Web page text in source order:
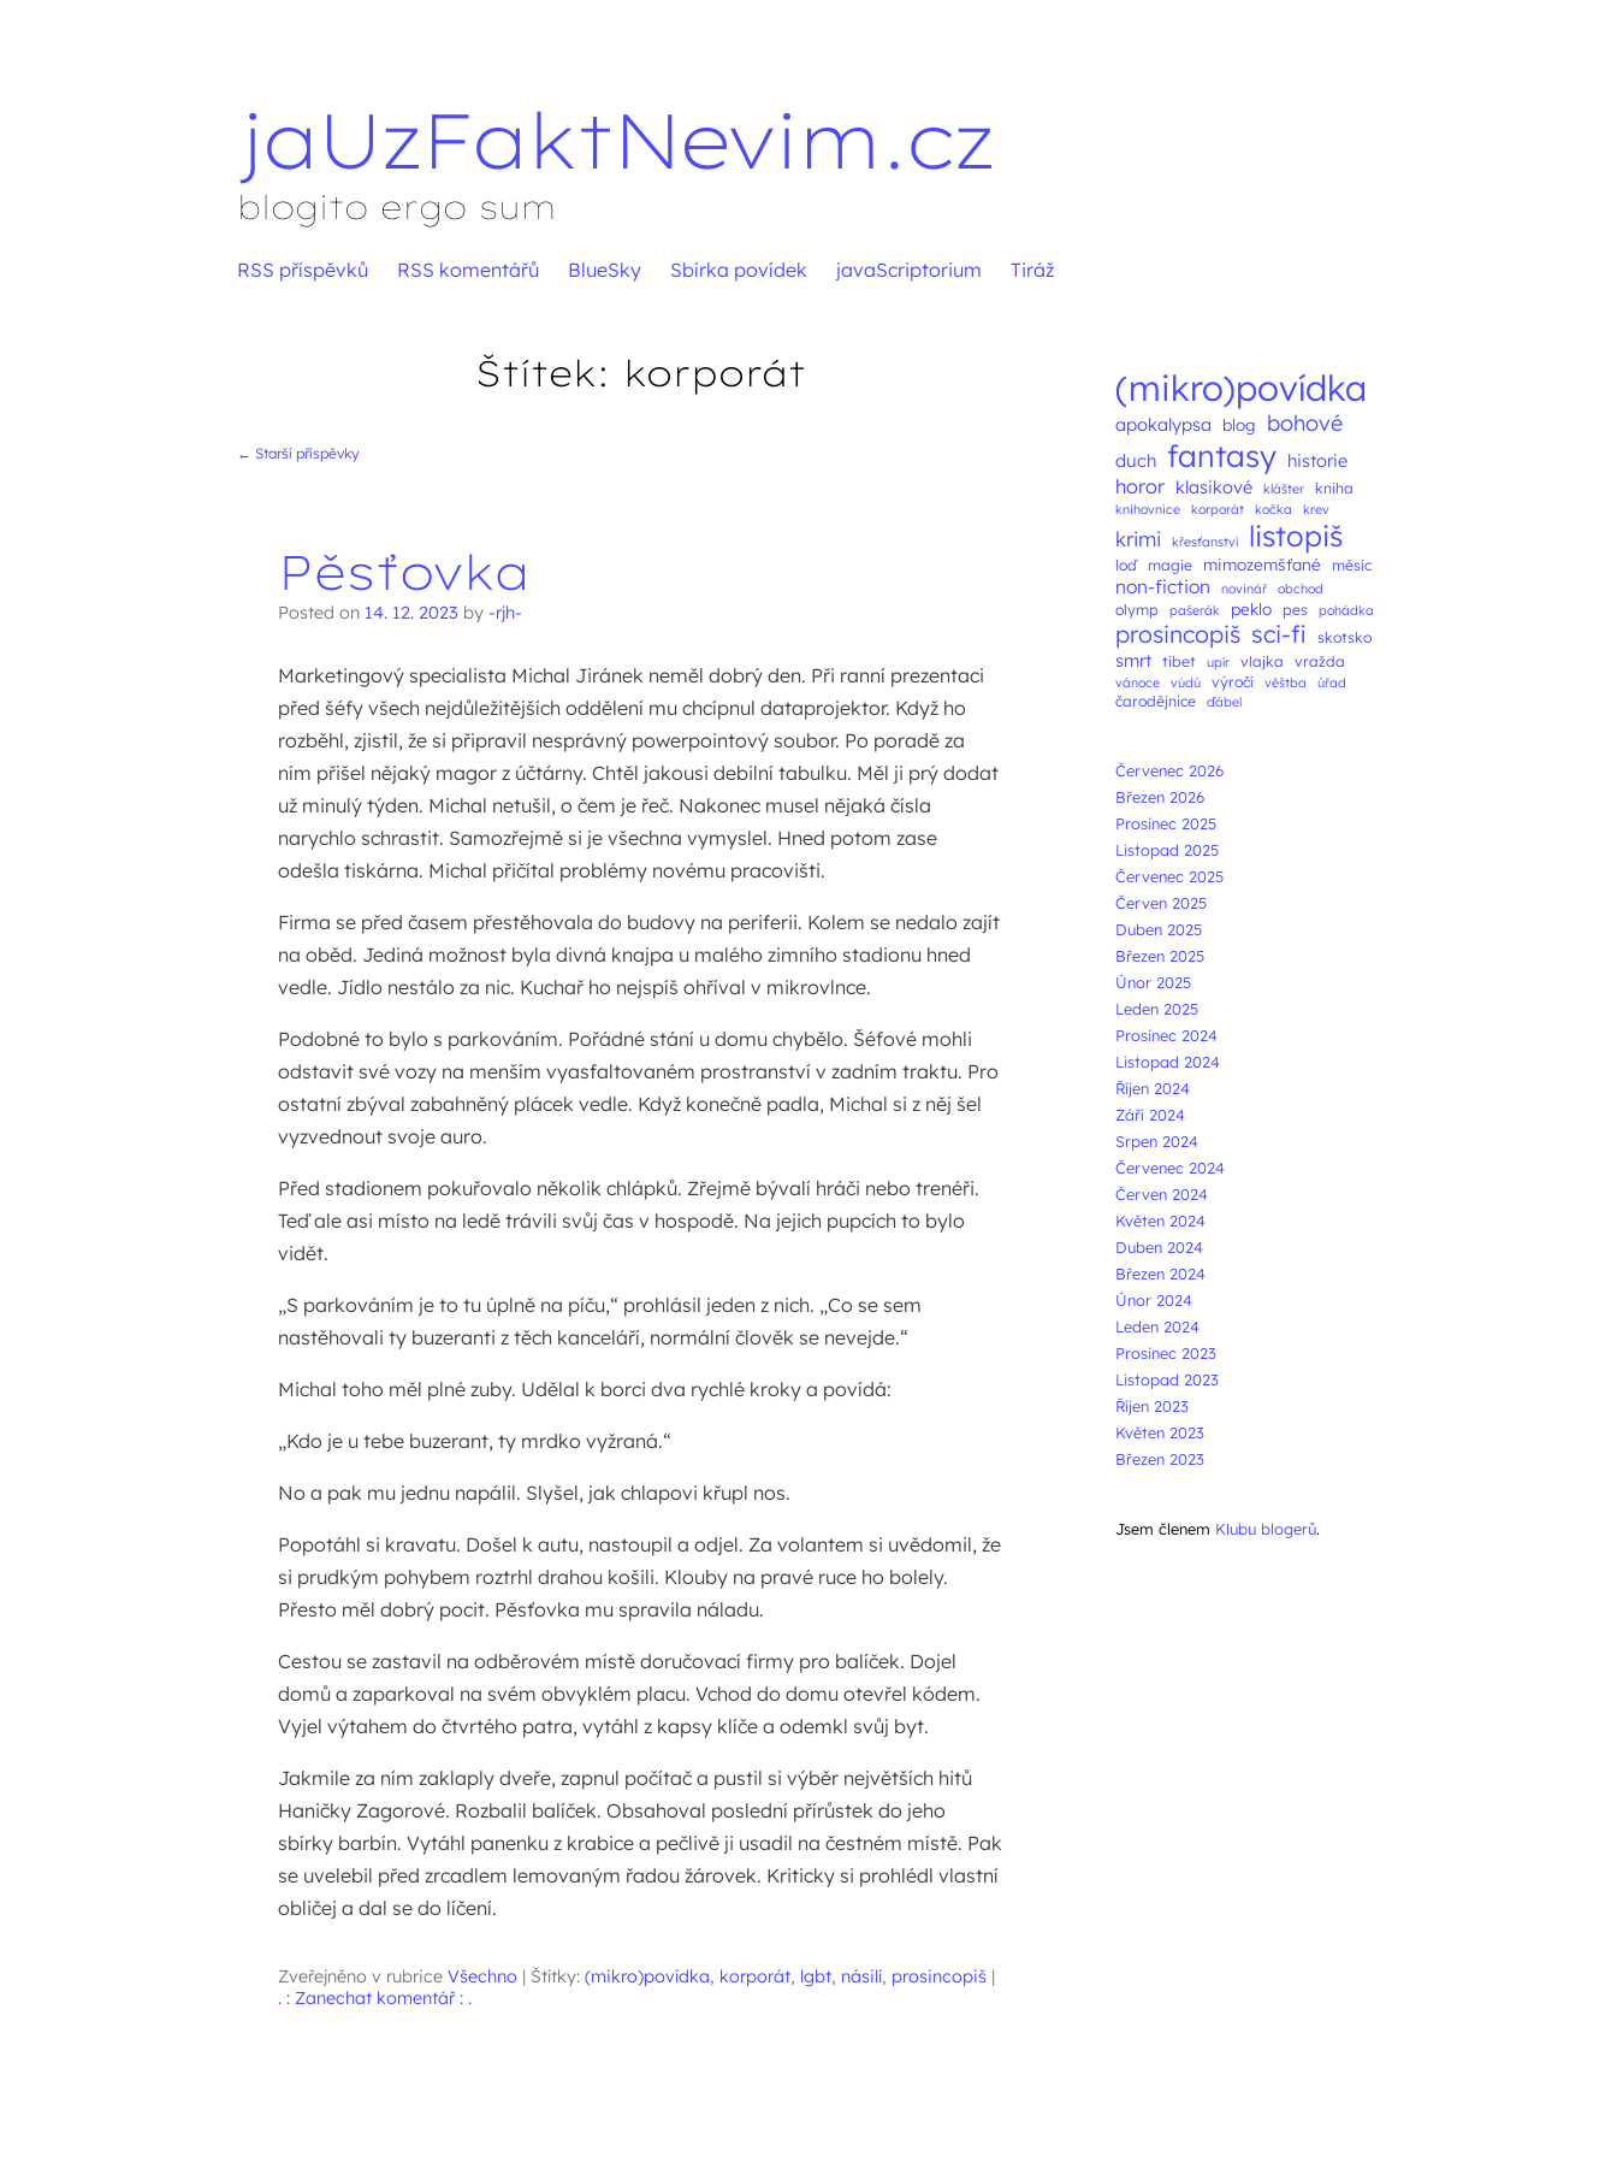
jaUzFaktNevim.cz
blogito ergo sum
Přejít
RSS příspěvků RSS komentářů BlueSky Sbírka povídek javaScriptorium Tiráž
Štítek: korporát
← Starší příspěvky
Pěsťovka
Posted on 14. 12. 2023 by -rjh-
Marketingový specialista Michal Jiránek neměl dobrý den. Při ranní prezentaci
před šéfy všech nejdůležitějších oddělení mu chcípnul dataprojektor. Když ho
rozběhl, zjistil, že si připravil nesprávný powerpointový soubor. Po poradě za
ním přišel nějaký magor z účtárny. Chtěl jakousi debilní tabulku. Měl ji prý dodat
už minulý týden. Michal netušil, o čem je řeč. Nakonec musel nějaká čísla
narychlo schrastit. Samozřejmě si je všechna vymyslel. Hned potom zase
odešla tiskárna. Michal přičítal problémy novému pracovišti.
Firma se před časem přestěhovala do budovy na periferii. Kolem se nedalo zajít
na oběd. Jediná možnost byla divná knajpa u malého zimního stadionu hned
vedle. Jídlo nestálo za nic. Kuchař ho nejspíš ohříval v mikrovlnce.
Podobné to bylo s parkováním. Pořádné stání u domu chybělo. Šéfové mohli
odstavit své vozy na menším vyasfaltovaném prostranství v zadním traktu. Pro
ostatní zbýval zabahněný plácek vedle. Když konečně padla, Michal si z něj šel
vyzvednout svoje auro.
Před stadionem pokuřovalo několik chlápků. Zřejmě bývalí hráči nebo trenéři.
Teď ale asi místo na ledě trávili svůj čas v hospodě. Na jejich pupcích to bylo
vidět.
„S parkováním je to tu úplně na píču,“ prohlásil jeden z nich. „Co se sem
nastěhovali ty buzeranti z těch kanceláří, normální člověk se nevejde.“
Michal toho měl plné zuby. Udělal k borci dva rychlé kroky a povídá:
„Kdo je u tebe buzerant, ty mrdko vyžraná.“
No a pak mu jednu napálil. Slyšel, jak chlapovi křupl nos.
Popotáhl si kravatu. Došel k autu, nastoupil a odjel. Za volantem si uvědomil, že
si prudkým pohybem roztrhl drahou košili. Klouby na pravé ruce ho bolely.
Přesto měl dobrý pocit. Pěsťovka mu spravila náladu.
Cestou se zastavil na odběrovém místě doručovací firmy pro balíček. Dojel
domů a zaparkoval na svém obvyklém placu. Vchod do domu otevřel kódem.
Vyjel výtahem do čtvrtého patra, vytáhl z kapsy klíče a odemkl svůj byt.
Jakmile za ním zaklaply dveře, zapnul počítač a pustil si výběr největších hitů
Haničky Zagorové. Rozbalil balíček. Obsahoval poslední přírůstek do jeho
sbírky barbín. Vytáhl panenku z krabice a pečlivě ji usadil na čestném místě. Pak
se uvelebil před zrcadlem lemovaným řadou žárovek. Kriticky si prohlédl vlastní
obličej a dal se do líčení.
Zveřejněno v rubrice Všechno | Štítky: (mikro)povídka, korporát, lgbt, násilí, prosincopiš |
. : Zanechat komentář : .
(mikro)povídka
apokalypsa blog bohové
duch fantasy historie
horor klasikové klášter kniha
knihovnice korporát kočka krev
krimi křesťanství listopiš
loď magie mimozemšťané měsíc
non-fiction novinář obchod
olymp pašerák peklo pes pohádka
prosincopiš sci-fi skotsko
smrt tibet upír vlajka vražda
vánoce vúdú výročí věštba úřad
čarodějnice ďábel
Červenec 2026
Březen 2026
Prosinec 2025
Listopad 2025
Červenec 2025
Červen 2025
Duben 2025
Březen 2025
Únor 2025
Leden 2025
Prosinec 2024
Listopad 2024
Říjen 2024
Září 2024
Srpen 2024
Červenec 2024
Červen 2024
Květen 2024
Duben 2024
Březen 2024
Únor 2024
Leden 2024
Prosinec 2023
Listopad 2023
Říjen 2023
Květen 2023
Březen 2023
Jsem členem Klubu blogerů.